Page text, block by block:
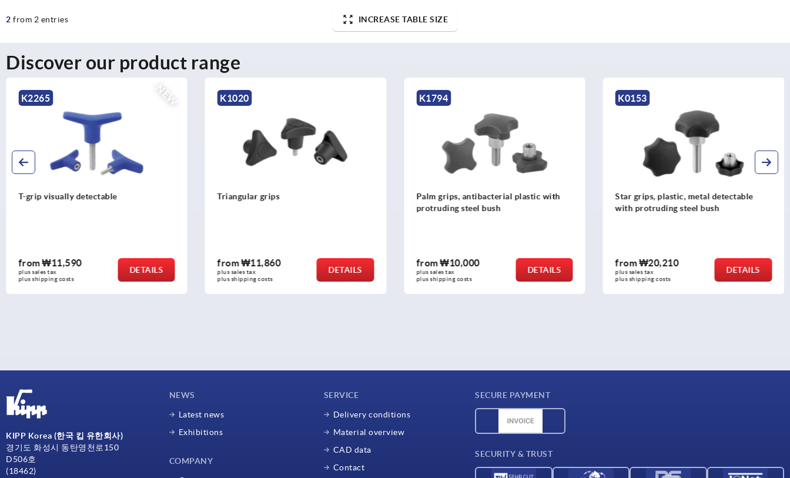
2 from 2 entries INCREASE TABLE SIZE
Discover our product range
K1020
Triangular grips
from₩11,860
plus sales tax
plus shipping costs
DETAILS
K1794
Palm grips, antibacterial plastic with
from₩10,000
plus sales tax
plus shipping costs
DETAILS
K0153
Star grips, plastic, metal detectable
with protruding steel bush
from₩20,210
plus sales tax
plus shipping costs
DETAILS
K0151
Star grips grey cast iron, DIN 6336
from₩2,850
plus sales tax
plus shipping costs
DETAILS
KIPP Korea (한국 킵 유한회사)
경기도 화성시 동탄영천로150
D506호
(18462)
NEWS
Latest news
Exhibitions
COMPANY
SERVICE
Delivery conditions
Material overview
CAD data
Contact
SECURE PAYMENT
SECURITY & TRUST